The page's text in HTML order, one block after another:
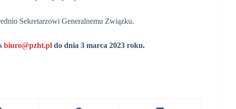
Sekretarzowi Generalnemu Związku.
biuro@pzht.pl do dnia 3 marca 2023 roku.